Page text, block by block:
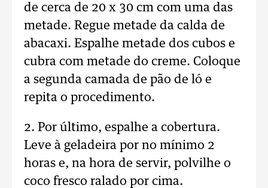
de cerca de 20 x 30 cm com uma das
metade. Regue metade da calda de
abacaxi. Espalhe metade dos cubos e
cubra com metade do creme. Coloque
a segunda camada de pão de ló e
repita o procedimento.
2. Por último, espalhe a cobertura.
Leve à geladeira por no mínimo 2
horas e, na hora de servir, polvilhe o
coco fresco ralado por cima.